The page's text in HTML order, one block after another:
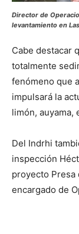
Director de
levantamiento en
Cabe destacar
totalmente
fenómeno que
impulsará la
limón, auyama,
Del Indrhi
inspección
proyecto Presa
encargado de